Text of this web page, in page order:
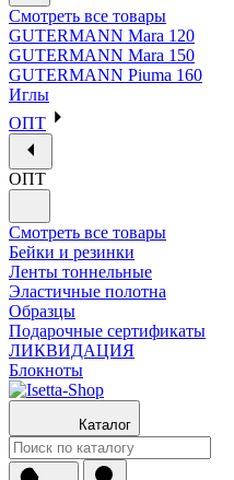
Смотреть все товары
GUTERMANN Mara 120
GUTERMANN Mara 150
GUTERMANN Piuma 160
Иглы
ОПТ
ОПТ
Смотреть все товары
Бейки и резинки
Ленты тоннельные
Эластичные полотна
Образцы
Подарочные сертификаты
ЛИКВИДАЦИЯ
Блокноты
Каталог